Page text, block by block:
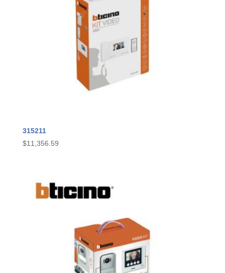
315211
$11,356.59